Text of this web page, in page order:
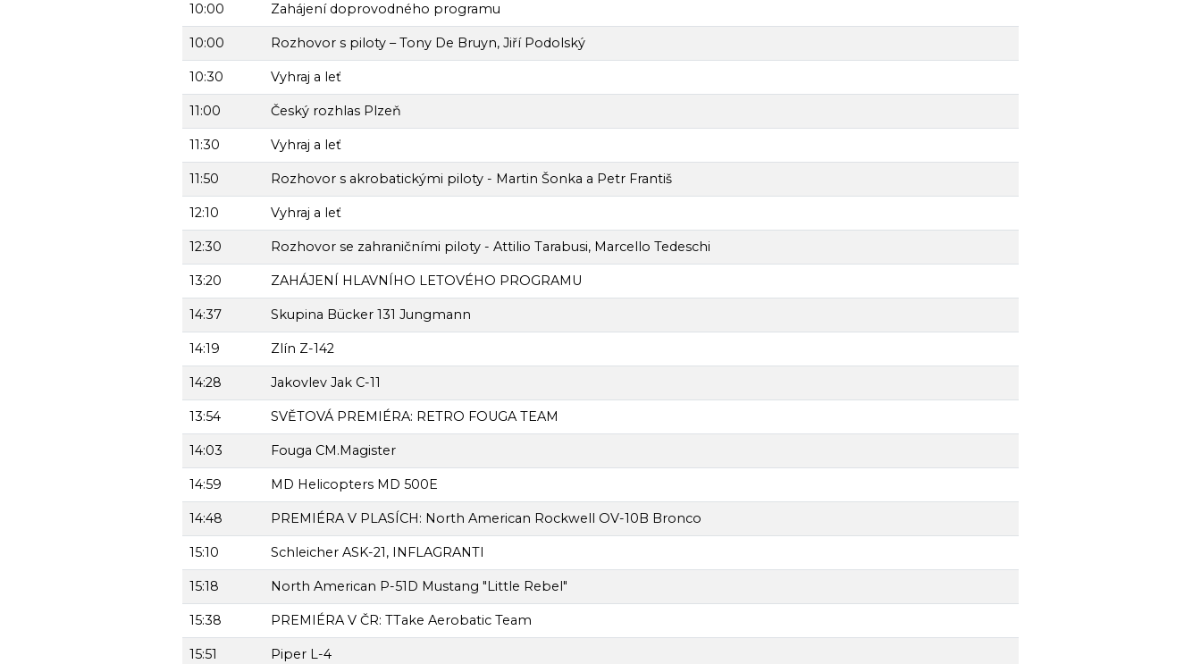
10:00 Zahájení doprovodného programu
10:00 Rozhovor s piloty – Tony De Bruyn, Jiří Podolský
10:30 Vyhraj a leť
11:00 Český rozhlas Plzeň
11:30 Vyhraj a leť
11:50 Rozhovor s akrobatickými piloty - Martin Šonka a Petr Františ
12:10 Vyhraj a leť
12:30 Rozhovor se zahraničními piloty - Attilio Tarabusi, Marcello Tedeschi
13:20 ZAHÁJENÍ HLAVNÍHO LETOVÉHO PROGRAMU
14:37 Skupina Bücker 131 Jungmann
14:19 Zlín Z-142
14:28 Jakovlev Jak C-11
13:54 SVĚTOVÁ PREMIÉRA: RETRO FOUGA TEAM
14:03 Fouga CM.Magister
14:59 MD Helicopters MD 500E
14:48 PREMIÉRA V PLASÍCH: North American Rockwell OV-10B Bronco
15:10 Schleicher ASK-21, INFLAGRANTI
15:18 North American P-51D Mustang "Little Rebel"
15:38 PREMIÉRA V ČR: TTake Aerobatic Team
15:51 Piper L-4